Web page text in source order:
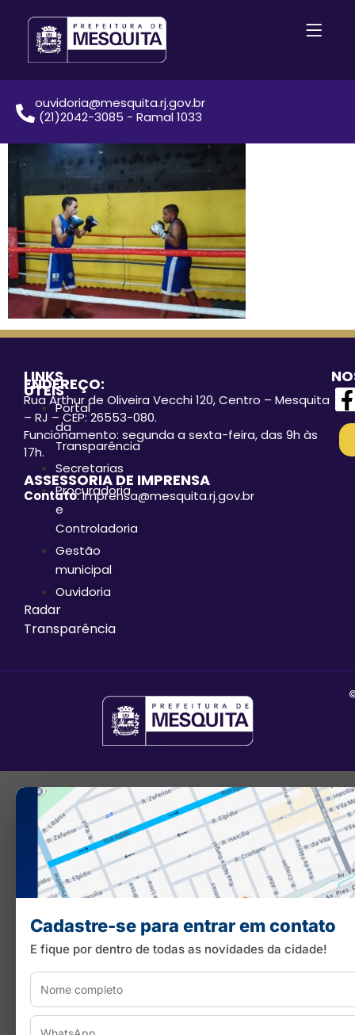
ouvidoria@mesquita.rj.gov.br
(21)2042-3085 - Ramal 1033
LINKS
ÚTEIS
Portal
da
Transparência
Secretarias
Procuradoria
e
Controladoria
Gestão
municipal
Ouvidoria
Radar
Transparência
ENDEREÇO:
Rua Arthur de Oliveira Vecchi 120, Centro – Mesquita
– RJ – CEP: 26553-080.
Funcionamento: segunda a sexta-feira, das 9h às
17h.
ASSESSORIA DE IMPRENSA
Contato: imprensa@mesquita.rj.gov.br
Cadastre-se para entrar em contato
E fique por dentro de todas as novidades da cidade!